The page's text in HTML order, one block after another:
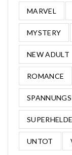
MARVEL
MYSTERY
NEW ADULT
ROMANCE
UNTOT